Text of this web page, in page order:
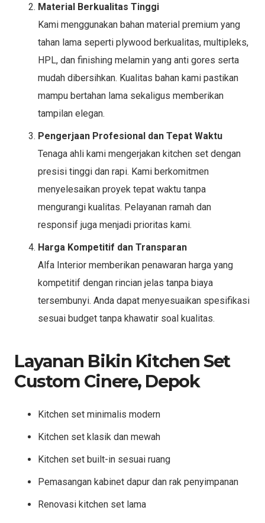
Material Berkualitas Tinggi
Kami menggunakan bahan material premium yang
tahan lama seperti plywood berkualitas, multipleks,
HPL, dan finishing melamin yang anti gores serta
mudah dibersihkan. Kualitas bahan kami pastikan
mampu bertahan lama sekaligus memberikan
tampilan elegan.
Pengerjaan Profesional dan Tepat Waktu
Tenaga ahli kami mengerjakan kitchen set dengan
presisi tinggi dan rapi. Kami berkomitmen
menyelesaikan proyek tepat waktu tanpa
mengurangi kualitas. Pelayanan ramah dan
responsif juga menjadi prioritas kami.
Harga Kompetitif dan Transparan
Alfa Interior memberikan penawaran harga yang
kompetitif dengan rincian jelas tanpa biaya
tersembunyi. Anda dapat menyesuaikan spesifikasi
sesuai budget tanpa khawatir soal kualitas.
Layanan Bikin Kitchen Set
Custom Cinere, Depok
Kitchen set minimalis modern
Kitchen set klasik dan mewah
Kitchen set built-in sesuai ruang
Pemasangan kabinet dapur dan rak penyimpanan
Renovasi kitchen set lama